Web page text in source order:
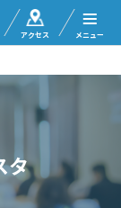
アクセス メニュー
タ